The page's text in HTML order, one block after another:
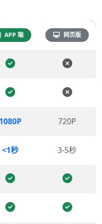
APP 端 网页版
1080P 720P
<1秒 3-5秒